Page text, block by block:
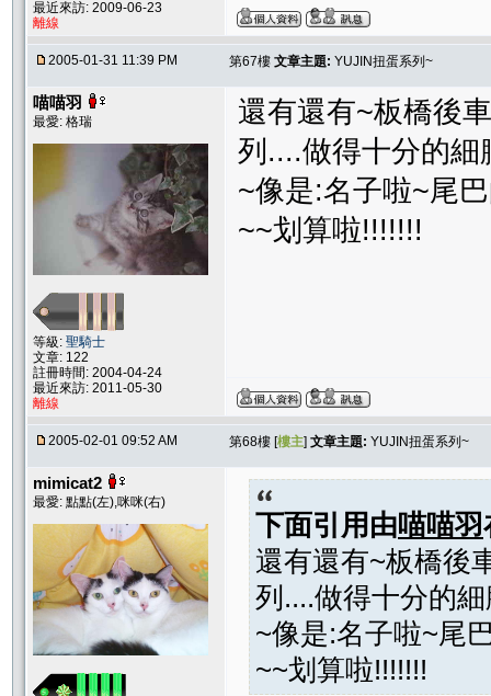
最近來訪: 2009-06-23
離線
2005-01-31 11:39 PM 第67樓 文章主題: YUJIN扭蛋系列~
喵喵羽
最愛: 格瑞
等級: 聖騎士
文章: 122
註冊時間: 2004-04-24
最近來訪: 2011-05-30
離線
還有還有~板橋後
列....做得十分的細
~像是:名子啦~尾
~~划算啦!!!!!!!
2005-02-01 09:52 AM 第68樓 [樓主] 文章主題: YUJIN扭蛋系列~
mimicat2
最愛: 點點(左),咪咪(右)
下面引用由喵喵羽
還有還有~板橋後
列....做得十分的
~像是:名子啦~尾
~~划算啦!!!!!!!